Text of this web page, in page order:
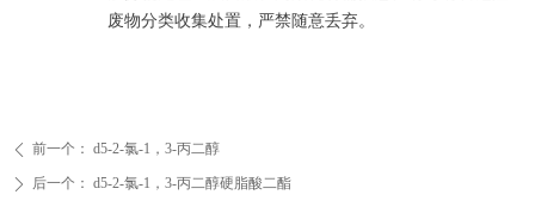
废物分类收集处置，严禁随意丢弃。
ꄴ 前一个： d5-2-氯-1，3-丙二醇
ꄲ 后一个： d5-2-氯-1，3-丙二醇硬脂酸二酯